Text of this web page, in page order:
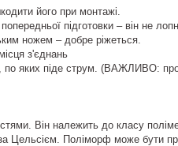
його при монтажі.
підготовки – він не
ножем – добре ріжеться.
місця з'єднань
яких піде струм. (ВАЖЛИВО:
Він належить до класу
Цельсієм.
Поліморф може бути